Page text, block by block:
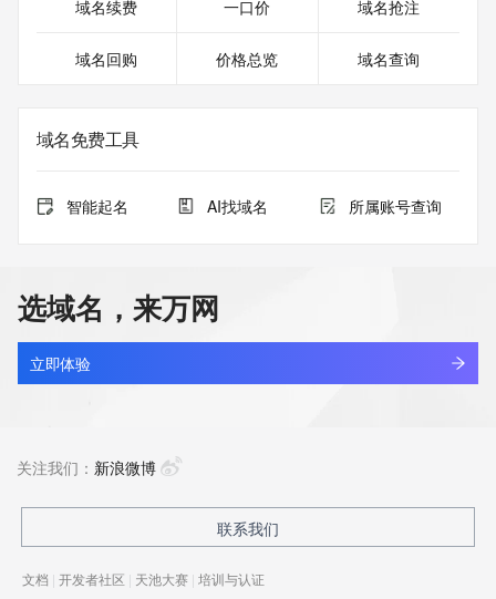
域名续费 一口价 域名抢注
域名回购 价格总览 域名查询
域名免费工具
智能起名 AI找域名 所属账号查询
选域名，来万网
立即体验
关注我们： 新浪微博
联系我们
文档 | 开发者社区 | 天池大赛 | 培训与认证